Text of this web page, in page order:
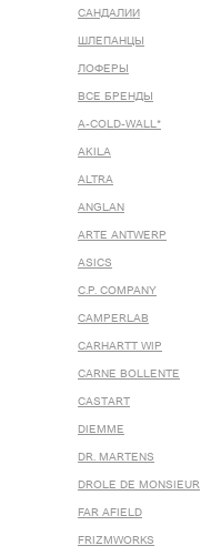
САНДАЛИИ
ШЛЕПАНЦЫ
ЛОФЕРЫ
ВСЕ БРЕНДЫ
A-COLD-WALL*
AKILA
ALTRA
ANGLAN
ARTE ANTWERP
ASICS
C.P. COMPANY
CAMPERLAB
CARHARTT WIP
CARNE BOLLENTE
CASTART
DIEMME
DR. MARTENS
DROLE DE MONSIEUR
FAR AFIELD
FRIZMWORKS